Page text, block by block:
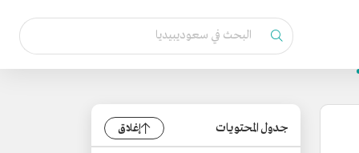
جدول المحتويات إغلاق